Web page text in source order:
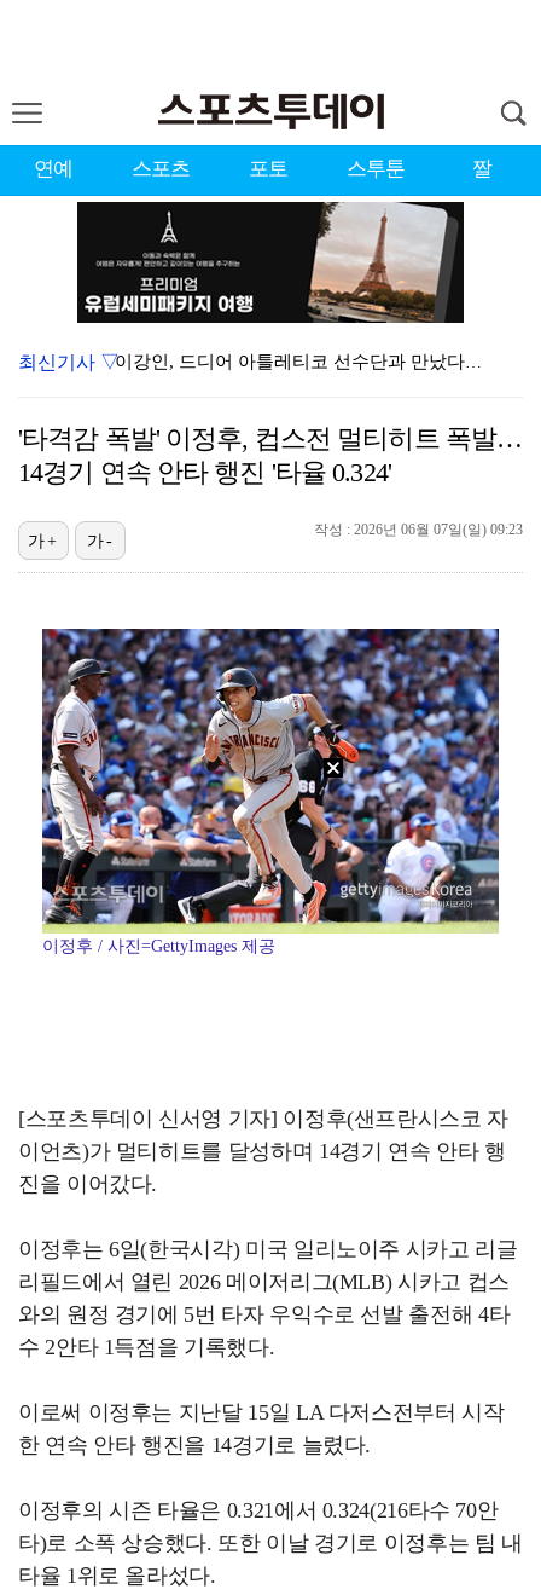
연예 스포츠 포토 스투툰 짤
이강인, 드디어 아틀레티코 선수단과 만났다…시메오네 감…
박지훈, 9월 잠실실내체육관서 앙코르 콘서트 개최
대한축구협회, 외국인 심판 7차례 성접대 의혹…이 기간…
"기분 맞춰주려고" 축구협회, 외국인 심판 성접대 의혹…
폭로자 "황정민, 본인 말에 책임져야…내가 사생활에 초…
'폭염 영향' 프로야구, 9일까지 리그 중단 결정…11…
'주장 완장' 김민재, 한국 떠나기 전 뮌헨 동료들에게…
최신기사 ▽
'타격감 폭발' 이정후, 컵스전 멀티히트 폭발…
14경기 연속 안타 행진 '타율 0.324'
작성 : 2026년 06월 07일(일) 09:23
가+ 가-
이정후 / 사진=GettyImages 제공
[스포츠투데이 신서영 기자] 이정후(샌프란시스코 자
이언츠)가 멀티히트를 달성하며 14경기 연속 안타 행
진을 이어갔다.
이정후는 6일(한국시각) 미국 일리노이주 시카고 리글
리필드에서 열린 2026 메이저리그(MLB) 시카고 컵스
와의 원정 경기에 5번 타자 우익수로 선발 출전해 4타
수 2안타 1득점을 기록했다.
이로써 이정후는 지난달 15일 LA 다저스전부터 시작
한 연속 안타 행진을 14경기로 늘렸다.
이정후의 시즌 타율은 0.321에서 0.324(216타수 70안
타)로 소폭 상승했다. 또한 이날 경기로 이정후는 팀 내
타율 1위로 올라섰다.